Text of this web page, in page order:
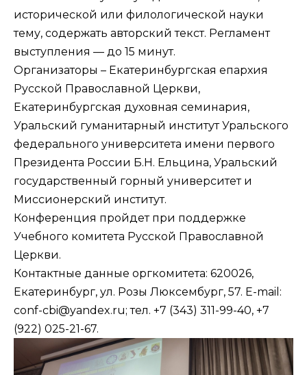
исторической или филологической науки
тему, содержать авторский текст. Регламент
выступления — до 15 минут.
Организаторы – Екатеринбургская епархия
Русской Православной Церкви,
Екатеринбургская духовная семинария,
Уральский гуманитарный институт Уральского
федерального университета имени первого
Президента России Б.Н. Ельцина, Уральский
государственный горный университет и
Миссионерский институт.
Конференция пройдет при поддержке
Учебного комитета Русской Православной
Церкви.
Контактные данные оргкомитета: 620026,
Екатеринбург, ул. Розы Люксембург, 57. E-mail:
conf-cbi@yandex.ru; тел. +7 (343) 311-99-40, +7
(922) 025-21-67.